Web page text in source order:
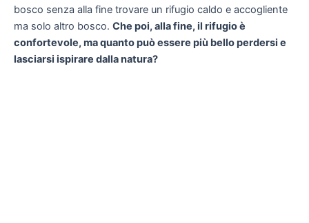
bosco senza alla fine trovare un rifugio caldo e accogliente
ma solo altro bosco. Che poi, alla fine, il rifugio è
confortevole, ma quanto può essere più bello perdersi e
lasciarsi ispirare dalla natura?